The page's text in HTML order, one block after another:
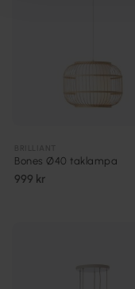
Bones Ø40 taklampa
999 kr